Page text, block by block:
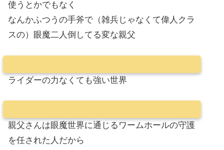
使うとかでもなく
なんかふつうの手斧で（雑兵じゃなくて偉人クラ
スの）眼魔二人倒してる変な親父
ライダーの力なくても強い世界
親父さんは眼魔世界に通じるワームホールの守護
を任された人だから